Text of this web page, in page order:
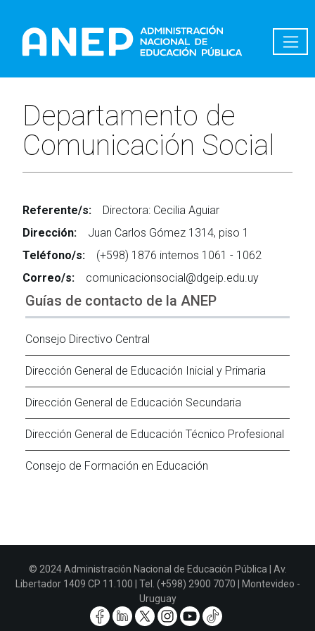
Departamento de
Comunicación Social
Referente/s:
Directora: Cecilia Aguiar
Dirección:
Juan Carlos Gómez 1314, piso 1
Teléfono/s:
(+598) 1876 internos 1061 - 1062
Correo/s:
comunicacionsocial@dgeip.edu.uy
Guías de contacto de la ANEP
Consejo Directivo Central
Dirección General de Educación Inicial y Primaria
Dirección General de Educación Secundaria
Dirección General de Educación Técnico Profesional
Consejo de Formación en Educación
© 2024 Administración Nacional de Educación Pública | Av.
Libertador 1409 CP 11.100 | Tel. (+598) 2900 7070 | Montevideo -
Uruguay